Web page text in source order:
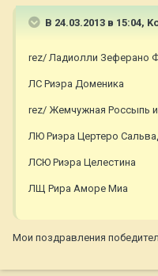
В 24.03.2013 в 15:04,
rez/ Ладиолли Зеферано
ЛС Риэра Доменика
rez/ Жемчужная Россыпь
ЛЮ Риэра Цертеро
ЛСЮ Риэра Целестина
ЛЩ Рира Аморе Миа
Мои поздравления